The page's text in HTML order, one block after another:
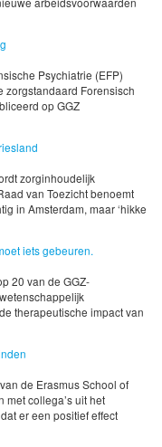
Psychiatrie (EFP)
zorgstandaard Forensisch
op GGZ
zorginhoudelijk
van Toezicht benoemt
in Amsterdam, maar ‘hikke
iets gebeuren.
20 van de GGZ-
therapeutische impact van
de Erasmus School of
met collega’s uit het
er een positief effect